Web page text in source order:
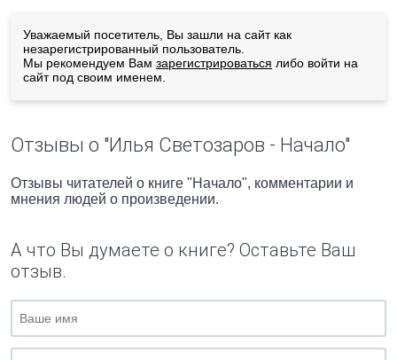
Уважаемый посетитель, Вы зашли на сайт как
незарегистрированный пользователь.
Мы рекомендуем Вам зарегистрироваться либо войти на
сайт под своим именем.
Отзывы о "Илья Светозаров - Начало"
Отзывы читателей о книге "Начало", комментарии и
мнения людей о произведении.
А что Вы думаете о книге? Оставьте Ваш
отзыв.